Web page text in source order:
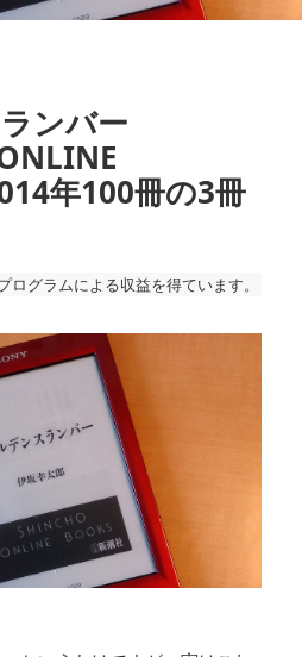
ンバー
年100冊の3冊
グラムによる収益を得ています。